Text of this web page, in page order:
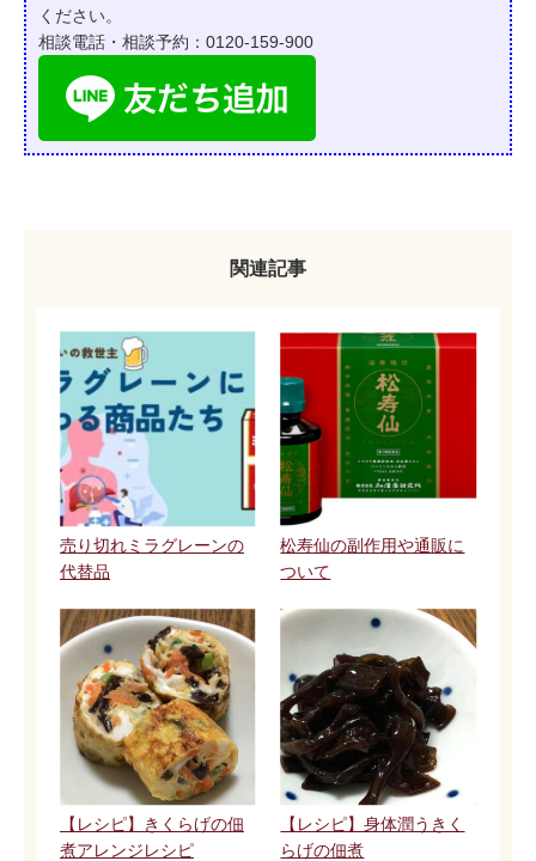
ください。
相談電話・相談予約：0120-159-900
関連記事
売り切れミラグレーンの
代替品
松寿仙の副作用や通販に
ついて
【レシピ】きくらげの佃
煮アレンジレシピ
【レシピ】身体潤うきく
らげの佃煮